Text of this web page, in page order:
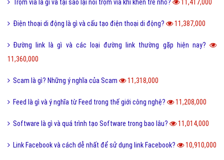
Trộm vía là gì và tại sao lại nói trộm vía khi khen trẻ nhỏ? 11,417,000
Điện thoại di động là gì và cấu tạo điện thoại di động? 11,387,000
Đường link là gì và các loại đường link thường gặp hiện nay?
11,360,000
Scam là gì? Những ý nghĩa của Scam 11,318,000
Feed là gì và ý nghĩa từ Feed trong thế giới công nghệ? 11,208,000
Software là gì và quá trình tạo Software trong bao lâu? 11,014,000
Link Facebook và cách dễ nhất để sử dụng link Facebook? 10,910,000